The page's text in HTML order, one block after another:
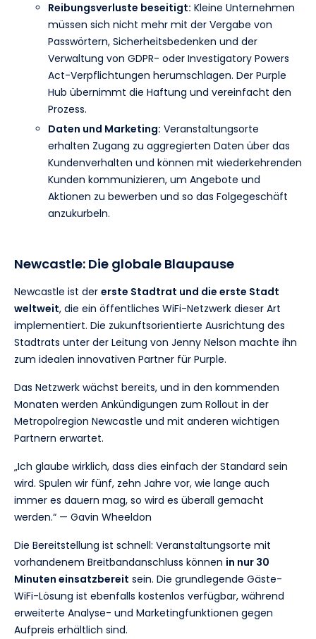
Reibungsverluste beseitigt: Kleine Unternehmen
müssen sich nicht mehr mit der Vergabe von
Passwörtern, Sicherheitsbedenken und der
Verwaltung von GDPR- oder Investigatory Powers
Act-Verpflichtungen herumschlagen. Der Purple
Hub übernimmt die Haftung und vereinfacht den
Prozess.
Daten und Marketing: Veranstaltungsorte
erhalten Zugang zu aggregierten Daten über das
Kundenverhalten und können mit wiederkehrenden
Kunden kommunizieren, um Angebote und
Aktionen zu bewerben und so das Folgegeschäft
anzukurbeln.
Newcastle: Die globale Blaupause
Newcastle ist der erste Stadtrat und die erste Stadt
weltweit, die ein öffentliches WiFi-Netzwerk dieser Art
implementiert. Die zukunftsorientierte Ausrichtung des
Stadtrats unter der Leitung von Jenny Nelson machte ihn
zum idealen innovativen Partner für Purple.
Das Netzwerk wächst bereits, und in den kommenden
Monaten werden Ankündigungen zum Rollout in der
Metropolregion Newcastle und mit anderen wichtigen
Partnern erwartet.
„Ich glaube wirklich, dass dies einfach der Standard sein
wird. Spulen wir fünf, zehn Jahre vor, wie lange auch
immer es dauern mag, so wird es überall gemacht
werden.“ — Gavin Wheeldon
Die Bereitstellung ist schnell: Veranstaltungsorte mit
vorhandenem Breitbandanschluss können in nur 30
Minuten einsatzbereit sein. Die grundlegende Gäste-
WiFi-Lösung ist ebenfalls kostenlos verfügbar, während
erweiterte Analyse- und Marketingfunktionen gegen
Aufpreis erhältlich sind.